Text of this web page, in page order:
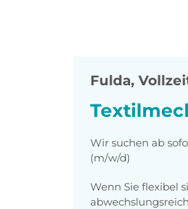
Fulda,
Wir suchen ab
(m/w/d)
Wenn Sie flexibel